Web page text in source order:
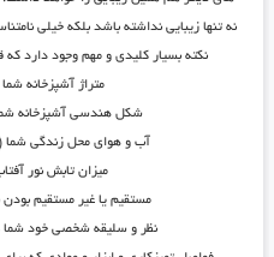
نه تنها زیبایی نداشته باشد بلکه خیلی
نکته بسیار کلیدی و مهم وجود دارد که
متراژ آشپزخانه
شکل هندسی آشپزخانه
آب و هوای محل زندگی شما
میزان تابش نور
مستقیم یا غیر مستقیم بودن
نظر و سلیقه شخصی خود شما